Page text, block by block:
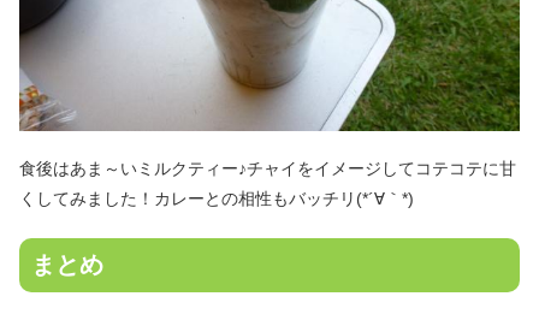
食後はあま～いミルクティー♪チャイをイメージしてコテコテに甘
くしてみました！カレーとの相性もバッチリ(*´∀｀*)
まとめ